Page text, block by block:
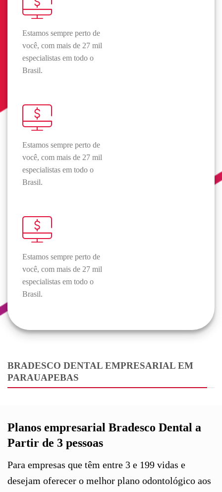
Estamos sempre perto de
você, com mais de 27 mil
especialistas em todo o
Brasil.
Estamos sempre perto de
você, com mais de 27 mil
especialistas em todo o
Brasil.
Estamos sempre perto de
você, com mais de 27 mil
especialistas em todo o
Brasil.
BRADESCO DENTAL EMPRESARIAL EM
PARAUAPEBAS
Planos empresarial Bradesco Dental a
Partir de 3 pessoas
Para empresas que têm entre 3 e 199 vidas e
desejam oferecer o melhor plano odontológico aos